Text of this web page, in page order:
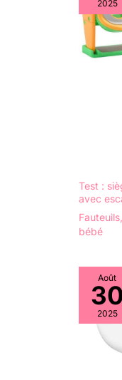
2025
Test :
avec
bébé
Août
30
2025